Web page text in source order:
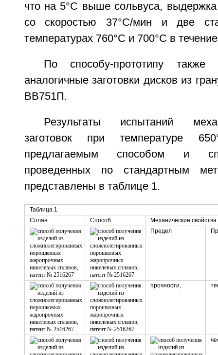
что на 5°C выше сольвуса,
со скоростью 37°C/мин и две
температурах 760°C и 700°C в
По способу-прототипу также
аналогичные заготовки дисков из
ВВ751П.
Результаты испытаний
заготовок при температуре
предлагаемым способом и
проведенных по стандартным
представлены в таблице 1.
Таблица 1
Сплав
Способ
Механические
Предел
прочности,